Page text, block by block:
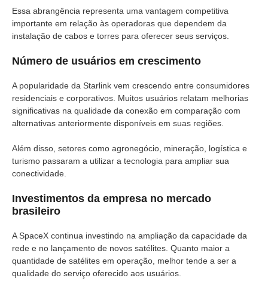
Essa abrangência representa uma vantagem competitiva
importante em relação às operadoras que dependem da
instalação de cabos e torres para oferecer seus serviços.
Número de usuários em crescimento
A popularidade da Starlink vem crescendo entre consumidores
residenciais e corporativos. Muitos usuários relatam melhorias
significativas na qualidade da conexão em comparação com
alternativas anteriormente disponíveis em suas regiões.
Além disso, setores como agronegócio, mineração, logística e
turismo passaram a utilizar a tecnologia para ampliar sua
conectividade.
Investimentos da empresa no mercado
brasileiro
A SpaceX continua investindo na ampliação da capacidade da
rede e no lançamento de novos satélites. Quanto maior a
quantidade de satélites em operação, melhor tende a ser a
qualidade do serviço oferecido aos usuários.